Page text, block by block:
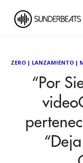
ZERO | LANZAMIENTO |
“Por